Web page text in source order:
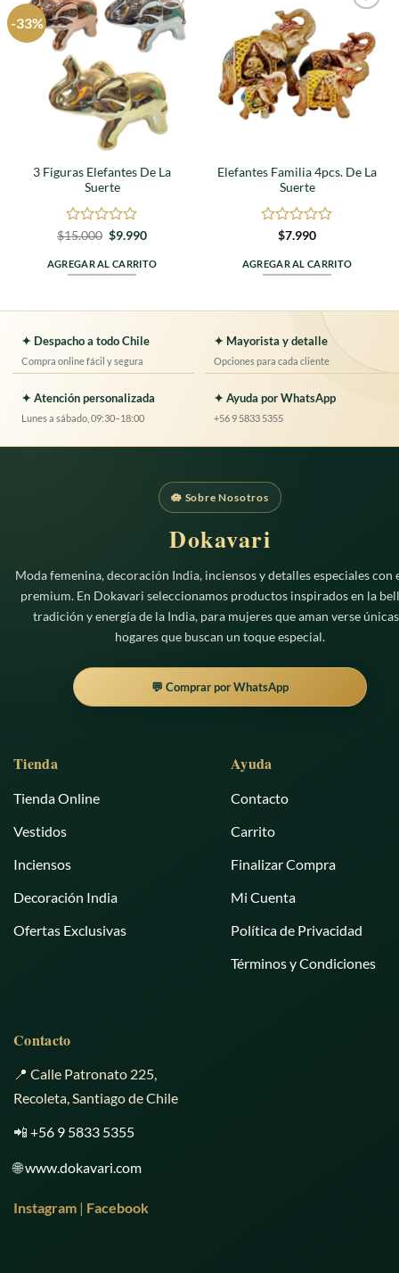
-33%
Agregar
a
favoritos
3 Figuras Elefantes De La
Suerte
Valorado
0
de
$15.000 El
original
era:
$9.990El
actual
es:
AGREGAR AL CARRITO
a
favoritos
Elefantes Familia 4pcs. De La
Suerte
Valorado
0
de
$7.990
AGREGAR AL CARRITO
✦ Despacho a todo Chile
Compra online fácil y segura
✦ Mayorista y detalle
Opciones para cada cliente
✦ Atención personalizada
Lunes a sábado, 09:30–18:00
✦ Ayuda por WhatsApp
+56 9 5833 5355
🪷 Sobre Nosotros
Dokavari
Moda femenina, decoración India, inciensos y detalles especiales con
premium. En Dokavari seleccionamos productos inspirados en la
tradición y energía de la India, para mujeres que aman verse
hogares que buscan un toque especial.
💬 Comprar por WhatsApp
Tienda
Tienda Online
Vestidos
Inciensos
Decoración India
Ofertas Exclusivas
Ayuda
Contacto
Carrito
Finalizar Compra
Mi Cuenta
Política de Privacidad
Términos y Condiciones
Contacto
📍 Calle Patronato 225,
Recoleta, Santiago de Chile
📲 +56 9 5833 5355
🌐www.dokavari.com
Instagram | Facebook